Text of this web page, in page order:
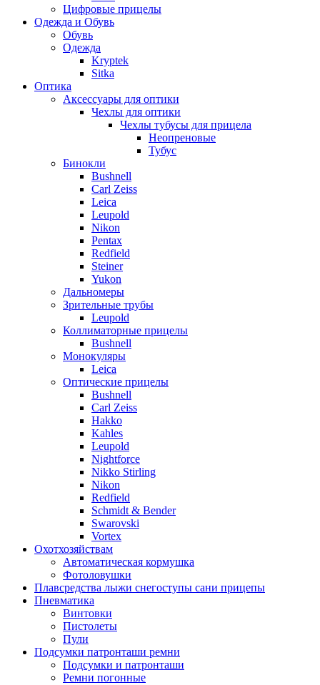
Цифровые прицелы
Одежда и Обувь
Обувь
Одежда
Kryptek
Sitka
Оптика
Аксессуары для оптики
Чехлы для оптики
Чехлы тубусы для прицела
Неопреновые
Тубус
Бинокли
Bushnell
Carl Zeiss
Leica
Leupold
Nikon
Pentax
Redfield
Steiner
Yukon
Дальномеры
Зрительные трубы
Leupold
Коллиматорные прицелы
Bushnell
Монокуляры
Leica
Оптические прицелы
Bushnell
Carl Zeiss
Hakko
Kahles
Leupold
Nightforce
Nikko Stirling
Nikon
Redfield
Schmidt & Bender
Swarovski
Vortex
Охотхозяйствам
Автоматическая кормушка
Фотоловушки
Плавсредства лыжи снегоступы сани прицепы
Пневматика
Винтовки
Пистолеты
Пули
Подсумки патронташи ремни
Подсумки и патронташи
Ремни погонные